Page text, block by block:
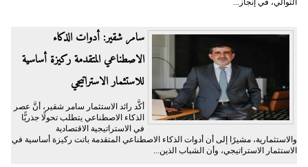
التوالي، في إنجاز...
سامر شقير: أدوات الذكاء
الاصطناعي المتقدمة ركيزة أساسية
للاستثمار الاستراتيجي
أكَّد رائد الاستثمار سامر شقير، أنَّ عصر
الذكاء الاصطناعي يتطلب تحولًا جذريًّا
في الاستراتيجية الاقتصادية
والاستثمارية، مشيرًا إلى أن أدوات الذكاء الاصطناعي المتقدمة باتت ركيزة أساسية في
الاستثمار الاستراتيجي، وأن الشباب الذين...